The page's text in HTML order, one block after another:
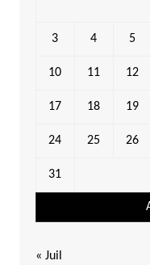
3 4 5
10 11 12
17 18 19
24 25 26
31
« Juil